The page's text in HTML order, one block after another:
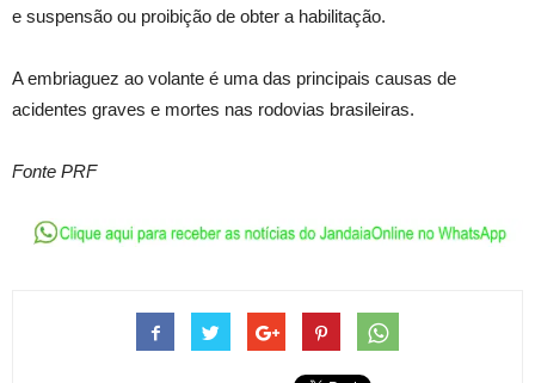
e suspensão ou proibição de obter a habilitação.
A embriaguez ao volante é uma das principais causas de
acidentes graves e mortes nas rodovias brasileiras.
Fonte PRF